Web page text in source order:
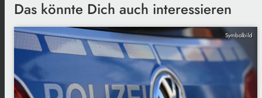
Das könnte Dich auch interessieren
Symbolbild